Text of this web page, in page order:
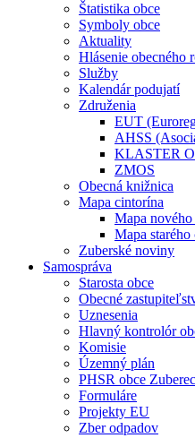
Štatistika obce
Symboly obce
Aktuality
Hlásenie obecného
Služby
Kalendár podujatí
Združenia
EUT
AHSS
KLASTER
ZMOS
Obecná knižnica
Mapa cintorína
Mapa
Mapa starého
Zuberské noviny
Samospráva
Starosta obce
Obecné
Uznesenia
Hlavný kontrolór
Komisie
Územný plán
PHSR obce Zuberec
Formuláre
Projekty EU
Zber odpadov